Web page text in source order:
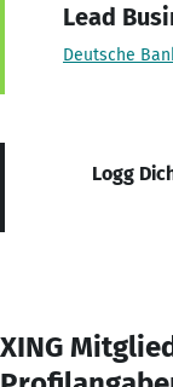
Lead
Deutsche
Logg
XING